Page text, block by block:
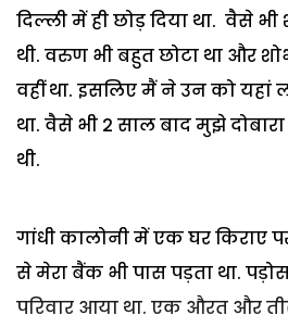
दिल्ली में ही छोड़ दिया था. वैसे
थी. वरुण भी बहुत छोटा था और
वहीं था. इसलिए मैं ने उन को यहां
था. वैसे भी 2 साल बाद मुझे
थी.
गांधी कालोनी में एक घर किराए
से मेरा बैंक भी पास पड़ता था.
परिवार आया था. एक औरत और